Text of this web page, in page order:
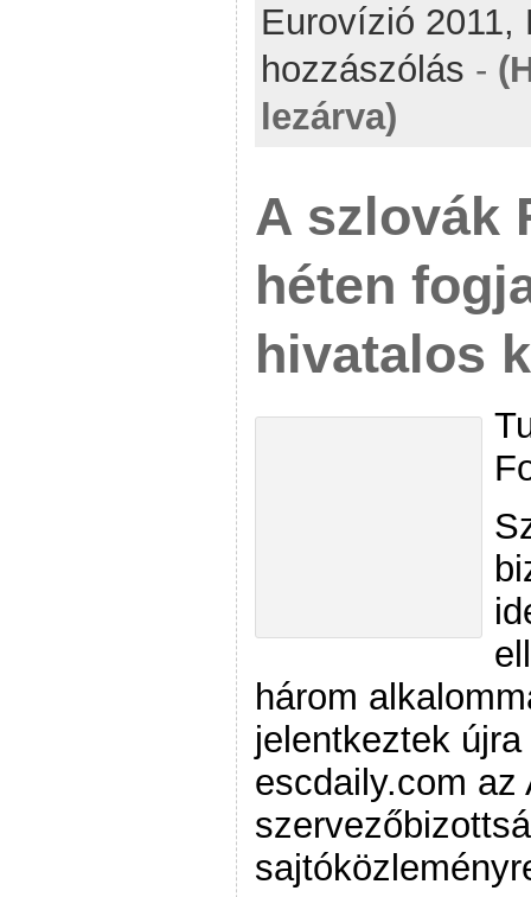
Eurovízió 2011,
hozzászólás -
lezárva)
A szlovák
héten
hivatalos
három
jelentkeztek
escdaily.com az